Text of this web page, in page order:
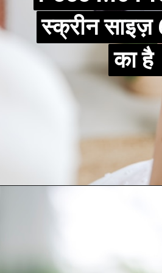
स्क्रीन
का है
स्क्रीन
का है